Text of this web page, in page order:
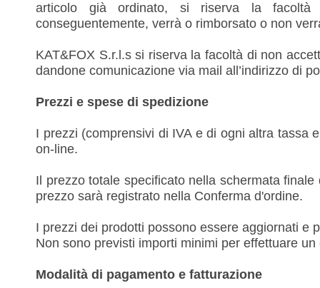
articolo già ordinato, si riserva la facoltà
conseguentemente, verrà o rimborsato o non
KAT&FOX S.r.l.s si riserva la facoltà di non
dandone comunicazione via mail all’indirizzo di
Prezzi e spese di spedizione
I prezzi (comprensivi di IVA e di ogni altra tassa
on-line.
Il prezzo totale specificato nella schermata
prezzo sarà registrato nella Conferma d'ordine.
I prezzi dei prodotti possono essere aggiornati e
Non sono previsti importi minimi per effettuare un
Modalità di pagamento e fatturazione